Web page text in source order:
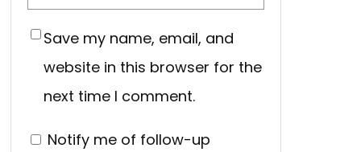
Save my name, email, and
website in this browser for the
next time I comment.
Notify me of follow-up